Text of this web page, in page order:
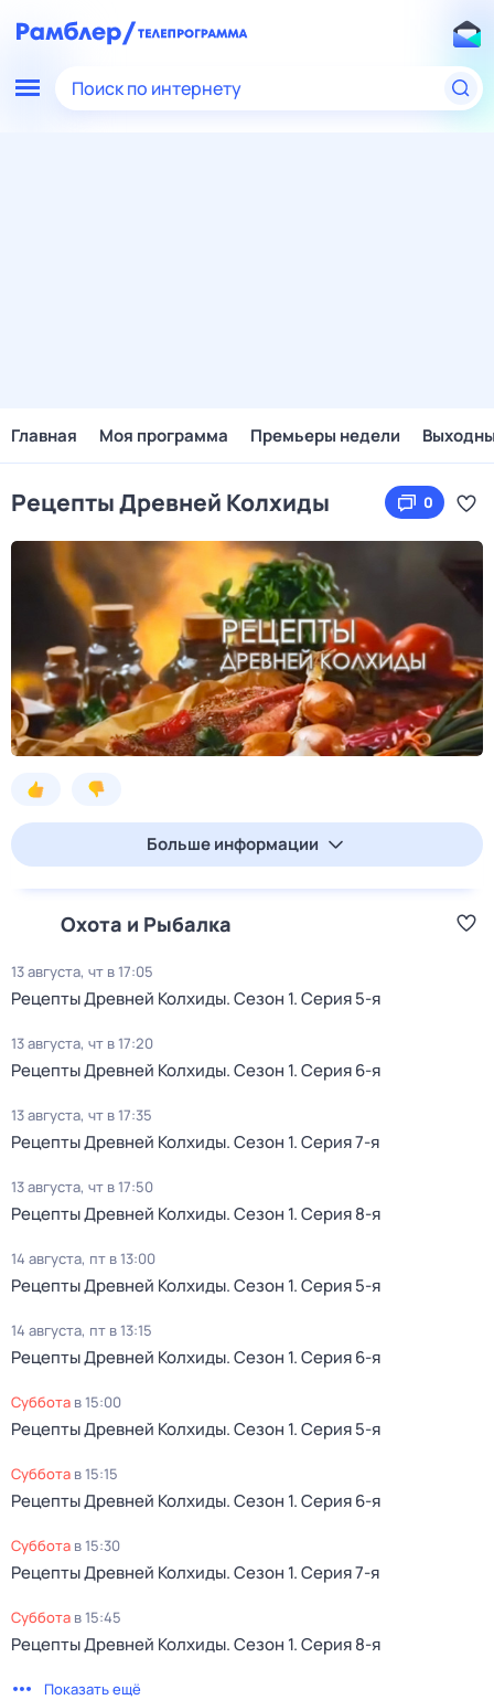
Поиск по интернету
Главная Моя программа Премьеры недели
Рецепты Древней Колхиды 0
Больше информации
Охота и Рыбалка
13 августа, чт в 17:05
Рецепты Древней Колхиды. Сезон 1. Серия 5-я
13 августа, чт в 17:20
Рецепты Древней Колхиды. Сезон 1. Серия 6-я
13 августа, чт в 17:35
Рецепты Древней Колхиды. Сезон 1. Серия 7-я
13 августа, чт в 17:50
Рецепты Древней Колхиды. Сезон 1. Серия 8-я
14 августа, пт в 13:00
Рецепты Древней Колхиды. Сезон 1. Серия 5-я
14 августа, пт в 13:15
Рецепты Древней Колхиды. Сезон 1. Серия 6-я
суббота в15:00
Рецепты Древней Колхиды. Сезон 1. Серия 5-я
суббота в15:15
Рецепты Древней Колхиды. Сезон 1. Серия 6-я
суббота в15:30
Рецепты Древней Колхиды. Сезон 1. Серия 7-я
суббота в15:45
Рецепты Древней Колхиды. Сезон 1. Серия 8-я
Показать ещё